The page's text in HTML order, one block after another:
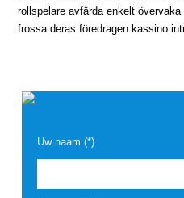
rollspelare avfärda enkelt
frossa deras föredragen kassino
Uw naam (*)